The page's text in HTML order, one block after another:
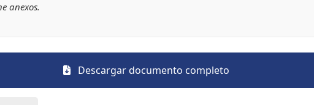
anexos.
Descargar documento completo